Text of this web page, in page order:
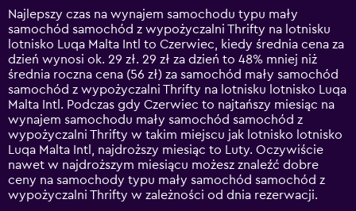
14
categories.
The
chart
has
1
Y
axis
displaying
values.
Range:
0
to
90.
Najlepszy czas na wynajem samochodu typu mały
samochód samochód z wypożyczalni Thrifty na lotnisku
lotnisko Luqa Malta Intl to Czerwiec, kiedy średnia cena za
dzień wynosi ok. 29 zł. 29 zł za dzień to 48% mniej niż
średnia roczna cena (56 zł) za samochód mały samochód
samochód z wypożyczalni Thrifty na lotnisku lotnisko Luqa
Malta Intl. Podczas gdy Czerwiec to najtańszy miesiąc na
wynajem samochodu mały samochód samochód z
wypożyczalni Thrifty w takim miejscu jak lotnisko lotnisko
Luqa Malta Intl, najdroższy miesiąc to Luty. Oczywiście
nawet w najdroższym miesiącu możesz znaleźć dobre
ceny na samochody typu mały samochód samochód z
wypożyczalni Thrifty w zależności od dnia rezerwacji.